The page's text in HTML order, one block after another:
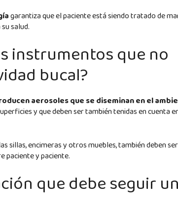
garantiza que el paciente está siendo tratado de
salud.
instrumentos que no
bucal?
aerosoles que se diseminan en el
y que deben ser también tenidas en cuenta
sillas, encimeras y otros muebles, también deben ser
paciente y paciente.
que debe seguir